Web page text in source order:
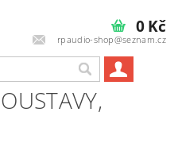
rpaudio-shop@seznam.cz
0 Kč
,